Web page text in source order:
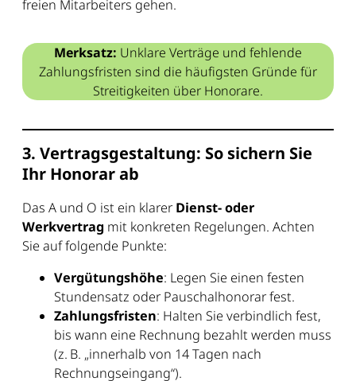
freien Mitarbeiters gehen.
Merksatz: Unklare Verträge und fehlende
Zahlungsfristen sind die häufigsten Gründe für
Streitigkeiten über Honorare.
3. Vertragsgestaltung: So sichern Sie
Ihr Honorar ab
Das A und O ist ein klarer Dienst- oder
Werkvertrag mit konkreten Regelungen. Achten
Sie auf folgende Punkte:
Vergütungshöhe: Legen Sie einen festen
Stundensatz oder Pauschalhonorar fest.
Zahlungsfristen: Halten Sie verbindlich fest,
bis wann eine Rechnung bezahlt werden muss
(z. B. „innerhalb von 14 Tagen nach
Rechnungseingang“).